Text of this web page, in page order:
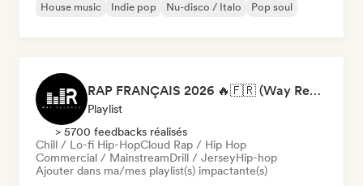
House music
Indie pop Nu-disco / Italo Pop soul
RAP FRANÇAIS 2026 🔥🇫🇷 (Way Records)
Playlist
> 5700 feedbacks réalisés
Chill / Lo-fi Hip-HopCloud Rap / Hip Hop
Commercial / MainstreamDrill / JerseyHip-hop
Ajouter dans ma/mes playlist(s) impactante(s)